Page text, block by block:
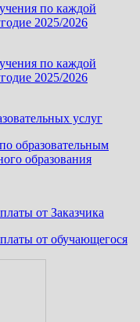
по каждой
2025/2026
по каждой
2025/2026
услуг
образовательным
образования
от Заказчика
от обучающегося